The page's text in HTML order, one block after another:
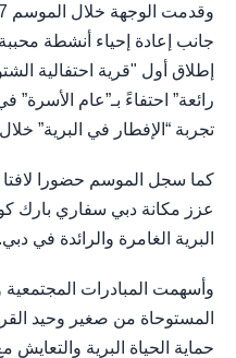
جانب إعادة إحياء أنشطة
إطلاق أول "قرية احتفالية
رائعة” احتفاءً بـ”عام
تجربة “الإفطار في البرية”
كما سجل الموسم حضورا لافتا
عزز مكانة دبي سفاري بارك
البرية الغامرة والرائدة في دبي.
وأسهمت المبادرات
المستوحاة من صغير وحيد
حماية الحياة البرية والتعايش